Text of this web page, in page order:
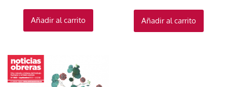
Añadir al carrito Añadir al carrito